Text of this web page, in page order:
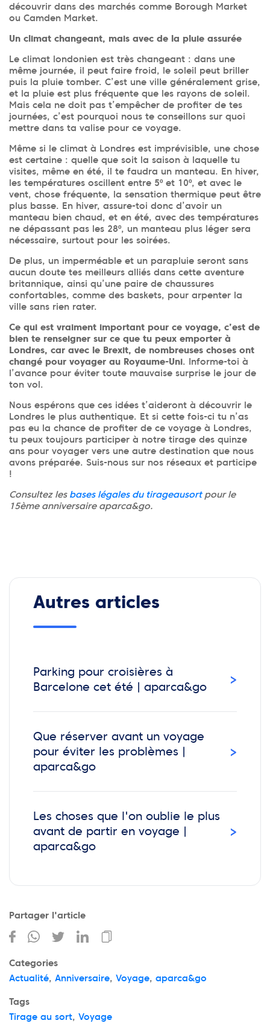
découvrir dans des marchés comme Borough Market
ou Camden Market.
Un climat changeant, mais avec de la pluie assurée
Le climat londonien est très changeant : dans une
même journée, il peut faire froid, le soleil peut briller
puis la pluie tomber. C’est une ville généralement grise,
et la pluie est plus fréquente que les rayons de soleil.
Mais cela ne doit pas t’empêcher de profiter de tes
journées, c’est pourquoi nous te conseillons sur quoi
mettre dans ta valise pour ce voyage.
Même si le climat à Londres est imprévisible, une chose
est certaine : quelle que soit la saison à laquelle tu
visites, même en été, il te faudra un manteau. En hiver,
les températures oscillent entre 5º et 10º, et avec le
vent, chose fréquente, la sensation thermique peut être
plus basse. En hiver, assure-toi donc d’avoir un
manteau bien chaud, et en été, avec des températures
ne dépassant pas les 28º, un manteau plus léger sera
nécessaire, surtout pour les soirées.
De plus, un imperméable et un parapluie seront sans
aucun doute tes meilleurs alliés dans cette aventure
britannique, ainsi qu’une paire de chaussures
confortables, comme des baskets, pour arpenter la
ville sans rien rater.
Ce qui est vraiment important pour ce voyage, c’est de
bien te renseigner sur ce que tu peux emporter à
Londres, car avec le Brexit, de nombreuses choses ont
changé pour voyager au Royaume-Uni. Informe-toi à
l’avance pour éviter toute mauvaise surprise le jour de
ton vol.
Nous espérons que ces idées t’aideront à découvrir le
Londres le plus authentique. Et si cette fois-ci tu n’as
pas eu la chance de profiter de ce voyage à Londres,
tu peux toujours participer à notre tirage des quinze
ans pour voyager vers une autre destination que nous
avons préparée. Suis-nous sur nos réseaux et participe
!
Consultez les bases légales du tirageausortpour le
15ème anniversaire aparca&go.
Autres articles
Parking pour croisières à
Barcelone cet été | aparca&go
›
Que réserver avant un voyage
pour éviter les problèmes |
aparca&go
›
Les choses que l'on oublie le plus
avant de partir en voyage |
aparca&go
›
Partager l'article
Categories
Actualité, Anniversaire, Voyage, aparca&go
Tags
Tirage au sort, Voyage